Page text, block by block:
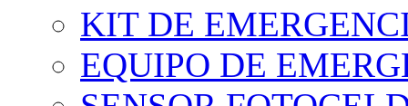
KIT DE
EQUIPO DE